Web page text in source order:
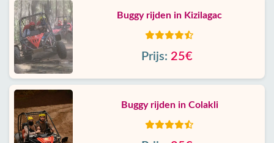
Buggy rijden in Kizilagac
Prijs: 25€
Buggy rijden in Colakli